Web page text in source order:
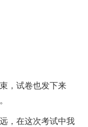
，试卷也发下来
，在这次考试中我